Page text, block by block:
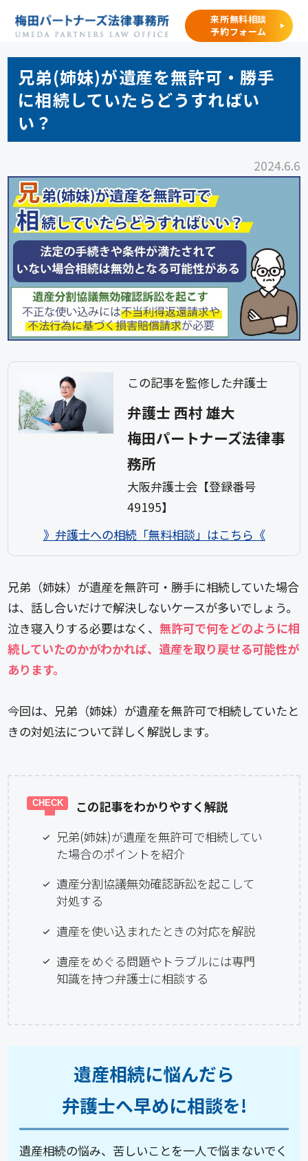
来所無料相談
予約フォーム
兄弟(姉妹)が遺産を無許可・勝手
に相続していたらどうすればい
い？
2024.6.6
この記事を監修した弁護士
弁護士 西村 雄大
梅田パートナーズ法律事
務所
大阪弁護士会【登録番号
49195】
》弁護士への相続「無料相談」はこちら《
兄弟（姉妹）が遺産を無許可・勝手に相続していた場合
は、話し合いだけで解決しないケースが多いでしょう。
泣き寝入りする必要はなく、無許可で何をどのように相
続していたのかがわかれば、遺産を取り戻せる可能性が
あります。
今回は、兄弟（姉妹）が遺産を無許可で相続していたと
きの対処法について詳しく解説します。
この記事をわかりやすく解説
兄弟(姉妹)が遺産を無許可で相続してい
た場合のポイントを紹介
遺産分割協議無効確認訴訟を起こして
対処する
遺産を使い込まれたときの対応を解説
遺産をめぐる問題やトラブルには専門
知識を持つ弁護士に相談する
遺産相続に悩んだら
弁護士へ早めに相談を!
遺産相続の悩み、苦しいことを一人で悩まないでく